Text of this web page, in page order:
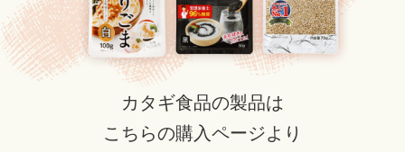
カタギ食品の製品は
こちらの購入ページより